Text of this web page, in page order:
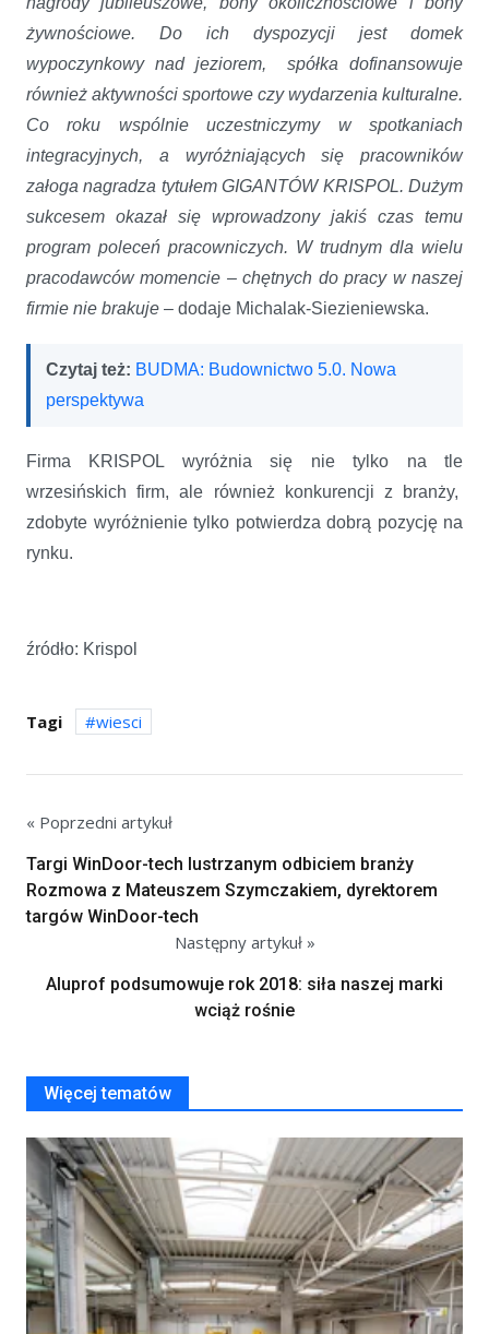
żywnościowe. Do ich dyspozycji jest domek
wypoczynkowy nad jeziorem, spółka dofinansowuje
również aktywności sportowe czy wydarzenia kulturalne.
Co roku wspólnie uczestniczymy w spotkaniach
integracyjnych, a wyróżniających się pracowników
załoga nagradza tytułem GIGANTÓW KRISPOL. Dużym
sukcesem okazał się wprowadzony jakiś czas temu
program poleceń pracowniczych. W trudnym dla wielu
pracodawców momencie – chętnych do pracy w naszej
firmie nie brakuje – dodaje Michalak-Siezieniewska.
Czytaj też: BUDMA: Budownictwo 5.0. Nowa
perspektywa
Firma KRISPOL wyróżnia się nie tylko na tle
wrzesińskich firm, ale również konkurencji z branży,
zdobyte wyróżnienie tylko potwierdza dobrą pozycję na
rynku.
źródło: Krispol
Tagi wiesci
« Poprzedni artykuł
Targi WinDoor-tech lustrzanym odbiciem branży
Rozmowa z Mateuszem Szymczakiem, dyrektorem
targów WinDoor-tech
Następny artykuł »
Aluprof podsumowuje rok 2018: siła naszej marki
wciąż rośnie
Więcej tematów